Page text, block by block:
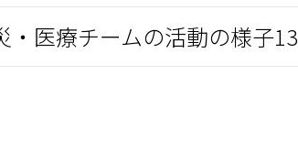
・医療チームの活動の様子13